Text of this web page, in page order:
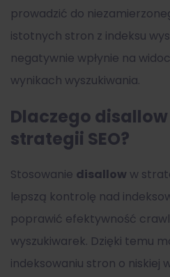
prowadzić do
istotnych stron z indeksu
negatywnie wpłynie na
wynikach wyszukiwania.
Dlaczego
strategii SEO?
Stosowanie disallow w
lepszą kontrolę nad
poprawić efektywność
wyszukiwarek. Dzięki temu
indeksowaniu stron o niskiej